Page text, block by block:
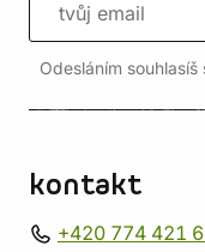
Odesláním
kontakt
+420 774 421